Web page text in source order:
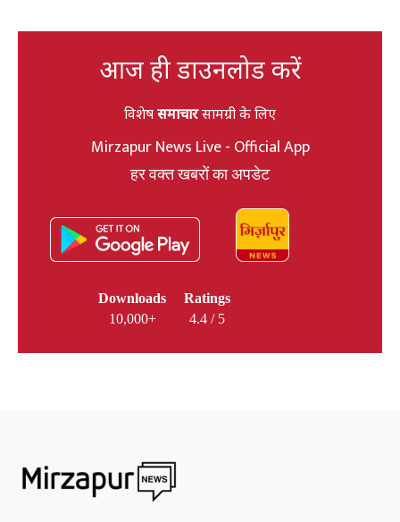
आज ही डाउनलोड करें
विशेषसमाचारसामग्री के लिए
Mirzapur News Live - Official App
हर वक्त खबरों का अपडेट
Downloads
10,000+
Ratings
4.4 / 5